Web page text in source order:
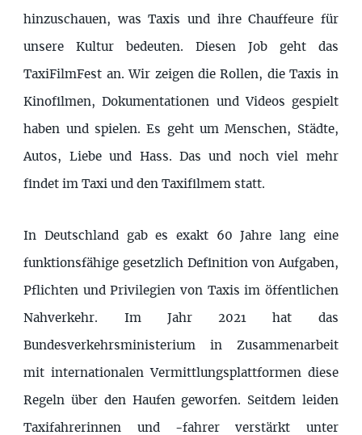
hinzuschauen, was Taxis und ihre Chauffeure für
unsere Kultur bedeuten. Diesen Job geht das
TaxiFilmFest an. Wir zeigen die Rollen, die Taxis in
Kinofilmen, Dokumentationen und Videos gespielt
haben und spielen. Es geht um Menschen, Städte,
Autos, Liebe und Hass. Das und noch viel mehr
findet im Taxi und den Taxifilmem statt.
In Deutschland gab es exakt 60 Jahre lang eine
funktionsfähige gesetzlich Definition von Aufgaben,
Pflichten und Privilegien von Taxis im öffentlichen
Nahverkehr. Im Jahr 2021 hat das
Bundesverkehrsministerium in Zusammenarbeit
mit internationalen Vermittlungsplattformen diese
Regeln über den Haufen geworfen. Seitdem leiden
Taxifahrerinnen und -fahrer verstärkt unter